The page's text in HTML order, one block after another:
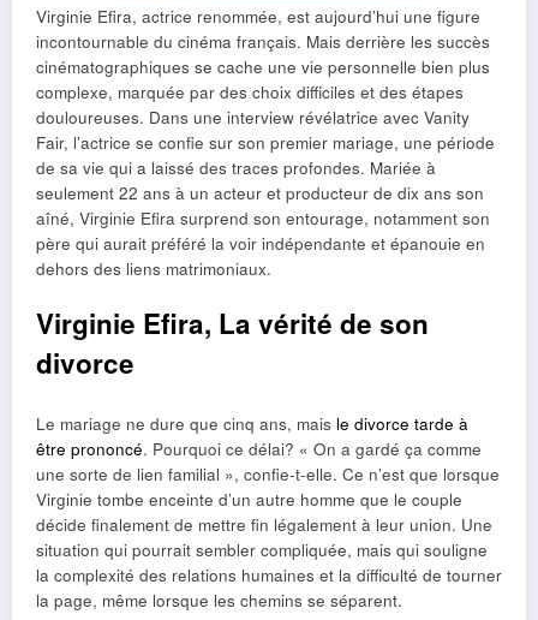
Virginie Efira, actrice renommée, est aujourd’hui une figure
incontournable du cinéma français. Mais derrière les succès
cinématographiques se cache une vie personnelle bien plus
complexe, marquée par des choix difficiles et des étapes
douloureuses. Dans une interview révélatrice avec Vanity
Fair, l’actrice se confie sur son premier mariage, une période
de sa vie qui a laissé des traces profondes. Mariée à
seulement 22 ans à un acteur et producteur de dix ans son
aîné, Virginie Efira surprend son entourage, notamment son
père qui aurait préféré la voir indépendante et épanouie en
dehors des liens matrimoniaux.
Virginie Efira, La vérité de son
divorce
Le mariage ne dure que cinq ans, mais le divorce tarde à
être prononcé. Pourquoi ce délai? « On a gardé ça comme
une sorte de lien familial », confie-t-elle. Ce n’est que lorsque
Virginie tombe enceinte d’un autre homme que le couple
décide finalement de mettre fin légalement à leur union. Une
situation qui pourrait sembler compliquée, mais qui souligne
la complexité des relations humaines et la difficulté de tourner
la page, même lorsque les chemins se séparent.